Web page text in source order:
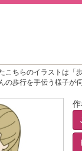
ちらのイラストは「
歩行を手伝う様子が